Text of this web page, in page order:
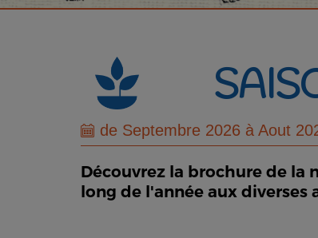
de Septembre 2026 à Aout
Découvrez la brochure de la
long de l'année aux